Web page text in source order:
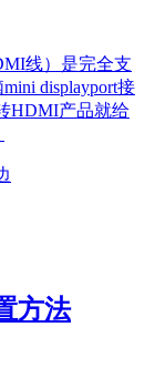
线）是完全支
displayport接
HDMI产品就给
方法